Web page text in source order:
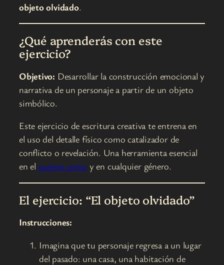
objeto olvidado.
¿Qué aprenderás con este
ejercicio?
Objetivo: Desarrollar la construcción emocional y
narrativa de un personaje a partir de un objeto
simbólico.
Este ejercicio de escritura creativa te entrena en
el uso del detalle físico como catalizador de
conflicto o revelación. Una herramienta esencial
en el cuento corto y en cualquier género.
El ejercicio: “El objeto olvidado”
Instrucciones:
Imagina que tu personaje regresa a un lugar
del pasado: una casa, una habitación de